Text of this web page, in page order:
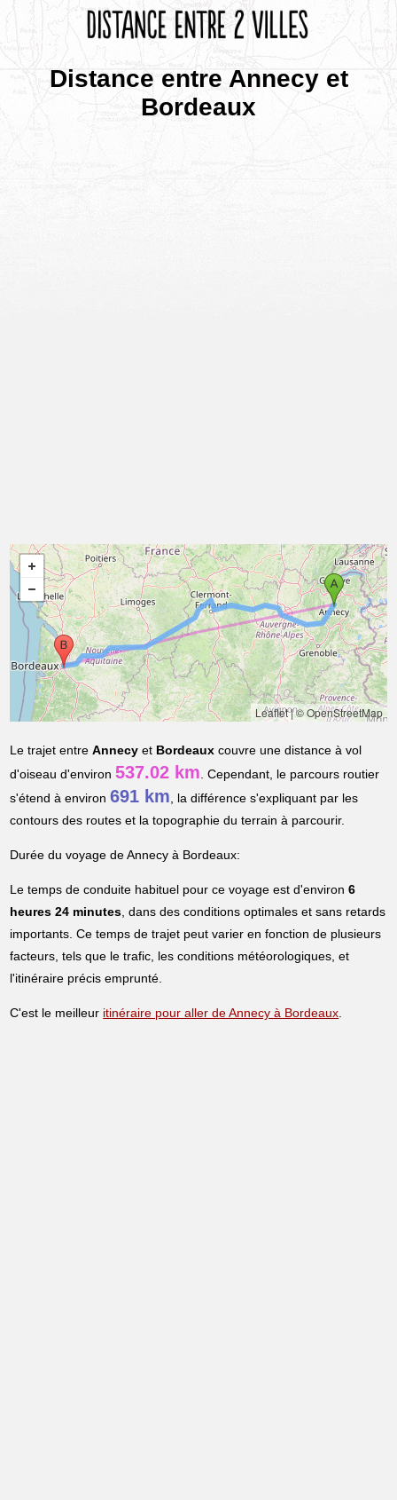
Distance entre Annecy et
Bordeaux
Leaflet|© OpenStreetMap
Le trajet entreAnnecy et Bordeaux couvre une distance à vol
d'oiseau d'environ537.02 km. Cependant, le parcours routier
s'étend à environ691 km, la différence s'expliquant par les
contours des routes et la topographie du terrain à parcourir.
Durée du voyage de Annecy à Bordeaux:
Le temps de conduite habituel pour ce voyage est d'environ6
heures 24 minutes, dans des conditions optimales et sans retards
importants. Ce temps de trajet peut varier en fonction de plusieurs
facteurs, tels que le trafic, les conditions météorologiques, et
l'itinéraire précis emprunté.
C'est le meilleur itinéraire pour aller de Annecy à Bordeaux.